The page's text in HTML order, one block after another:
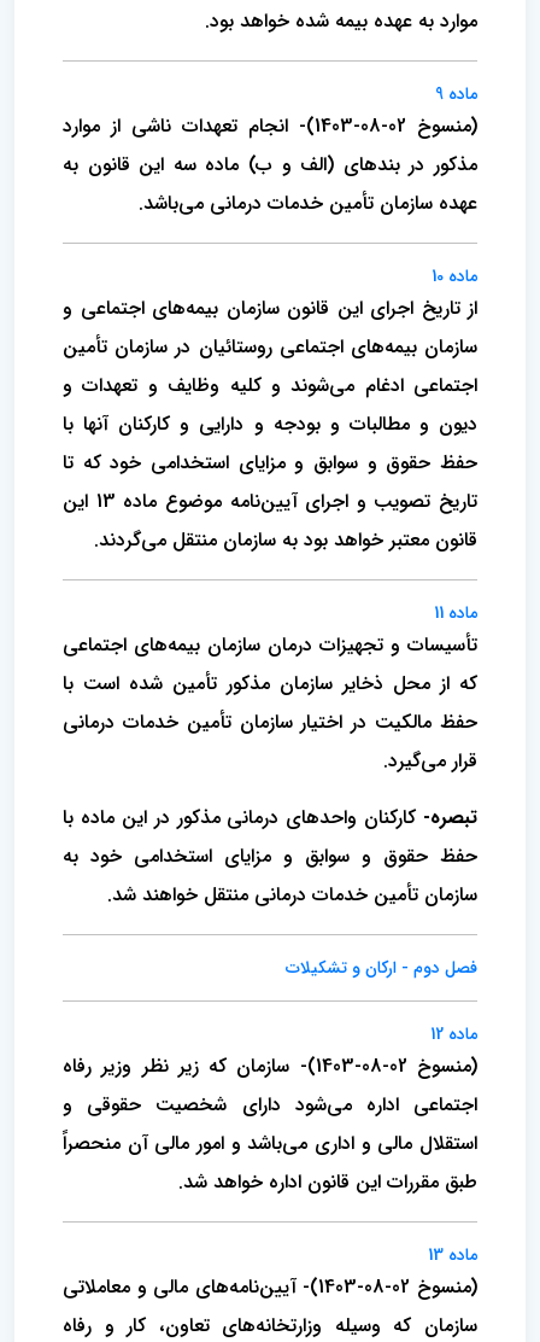
موارد به عهده بیمه شده خواهد‌ بود.
ماده 9
(منسوخ 02-08-1403)- انجام تعهدات ناشی از موارد
مذکور در بندهای (‌الف و ب) ماده سه این قانون به
عهده سازمان تأمین خدمات درمانی می‌باشد.
ماده 10
از تاریخ اجرای این قانون سازمان بیمه‌های اجتماعی و
سازمان بیمه‌های اجتماعی روستائیان در سازمان تأمین
اجتماعی ادغام می‌شوند و‌ کلیه وظایف و تعهدات و
دیون و مطالبات و بودجه و دارایی و کارکنان آنها با
حفظ حقوق و سوابق و مزایای استخدامی ‌خود که تا
تاریخ تصویب و ‌اجرای آیین‌نامه موضوع ماده 13 این
قانون معتبر خواهد بود به سازمان منتقل می‌گردند.
ماده 11
تأسیسات و تجهیزات درمان سازمان بیمه‌های اجتماعی
که از محل ذخایر سازمان مذکور تأمین شده است با
حفظ مالکیت در اختیار‌ سازمان تأمین خدمات درمانی
قرار می‌گیرد.
تبصره- کارکنان واحدهای درمانی مذکور در این ماده با
حفظ حقوق و سوابق و مزایای استخدامی خود به
سازمان تأمین خدمات درمانی منتقل خواهند شد.
فصل دوم - ارکان و تشکیلات
ماده 12
(منسوخ 02-08-1403)- سازمان که زیر نظر وزیر رفاه
اجتماعی اداره می‌شود دارای شخصیت حقوقی و
استقلال مالی و اداری می‌باشد و امور مالی آن منحصراً
‌طبق مقررات این قانون اداره خواهد شد.
ماده 13
(منسوخ 02-08-1403)- آیین‌نامه‌های مالی و معاملاتی
سازمان که وسیله وزارتخانه‌های تعاون، کار و رفاه